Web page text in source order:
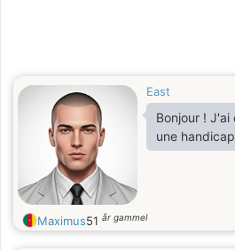
East
Bonjour ! J'ai
une
Maximus51 år gammel